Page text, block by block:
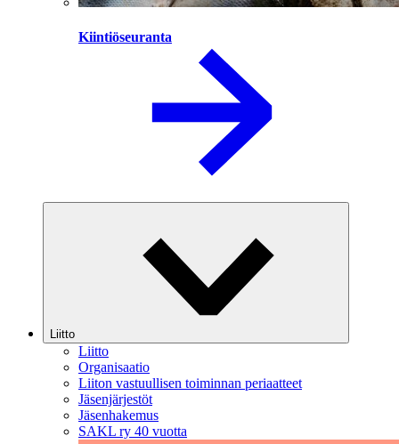
Kiintiöseuranta
Liitto
Liitto
Organisaatio
Liiton vastuullisen toiminnan periaatteet
Jäsenjärjestöt
Jäsenhakemus
SAKL ry 40 vuotta